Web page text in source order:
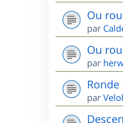
Ou
par
Ou
par
Ronde
par